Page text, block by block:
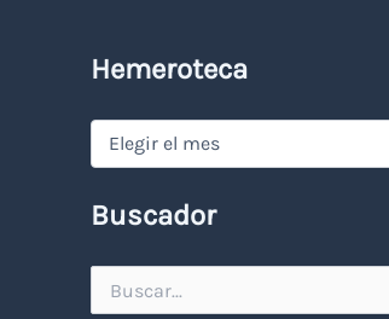
Hemeroteca
Hemeroteca
Buscador
por: